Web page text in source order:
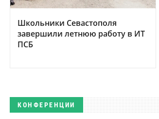
Школьники Севастополя
завершили летнюю работу в ИТ
ПСБ
КОНФЕРЕНЦИИ